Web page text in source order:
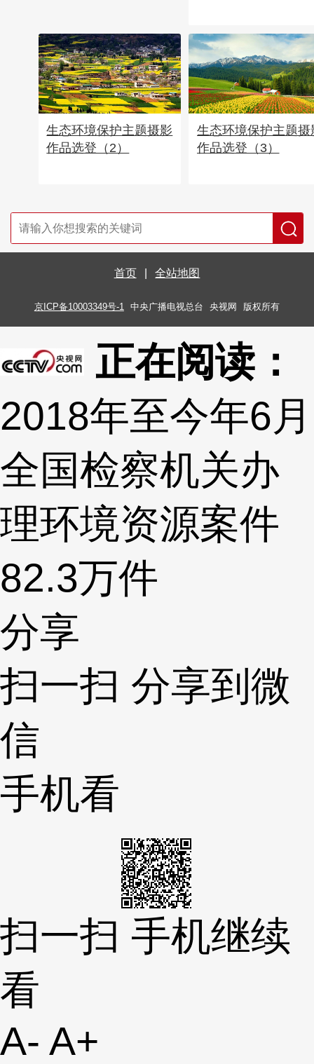
生态环境保护主题摄影
作品选登（2）
生态环境保护主题摄
作品选登（3）
首页 全站地图
京ICP备10003349号-1 中央广播电视总台 央视网 版权所有
正在阅读：
2018年至今年6月
全国检察机关办
理环境资源案件
82.3万件
分享
扫一扫 分享到微
信
手机看
扫一扫 手机继续
看
A- A+